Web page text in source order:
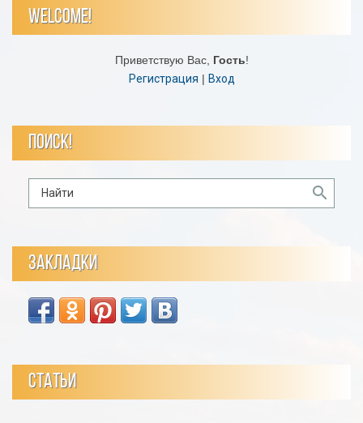
WELCOME!
Приветствую Вас, Гость!
Регистрация | Вход
ПОИСК!
ЗАКЛАДКИ
СТАТЬИ